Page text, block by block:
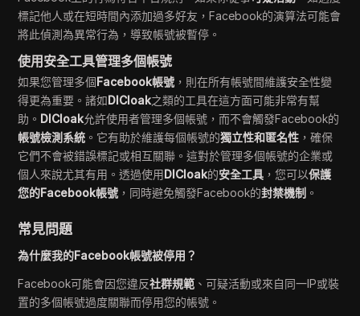
標記他人或在短時間內添加過多好友，Facebook的演算法可能會
將此偵測為異常行為，導致帳號被暫停。
使用安全工具管理多個帳號
如果您管理多個Facebook帳號 ，則在所有帳號間維護安全性變
得更為重要。諸如DICloak之類的工具在這方面可能非常有幫
助。 DICloak允許使用者管理多個帳號，而不會觸發Facebook的
帳號檢測系統 。它有助於維護每個帳號的獨立性和匿名性 ，確保
它們不會被錯誤標記或相互關聯。這對於管理多個帳號的企業或
個人來說尤其有用。透過使用DICloak的安全工具 ，您可以保護
您的Facebook帳號 ，同時避免觸發Facebook的封禁機制 。
常見問題
為什麼我的Facebook帳號被停用？
Facebook可能會因您違反社群規範 、可疑活動或來自同一IP或裝
置的多個帳號過度關聯而停用您的帳號。